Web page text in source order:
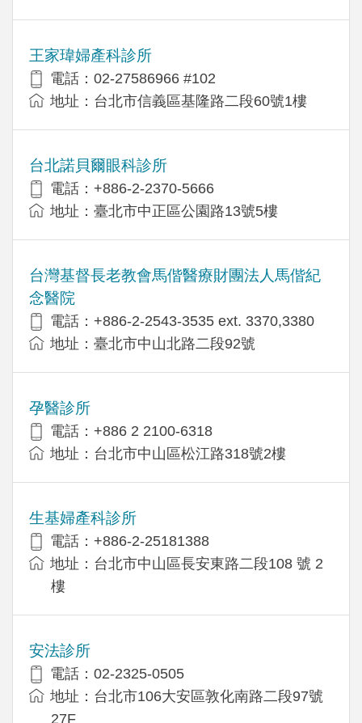
王家瑋婦產科診所
電話：02-27586966 #102
地址：台北市信義區基隆路二段60號1樓
台北諾貝爾眼科診所
電話：+886-2-2370-5666
地址：臺北市中正區公園路13號5樓
台灣基督長老教會馬偕醫療財團法人馬偕紀
念醫院
電話：+886-2-2543-3535 ext. 3370,3380
地址：臺北市中山北路二段92號
孕醫診所
電話：+886 2 2100-6318
地址：台北市中山區松江路318號2樓
生基婦產科診所
電話：+886-2-25181388
地址：台北市中山區長安東路二段108 號 2
樓
安法診所
電話：02-2325-0505
地址：台北市106大安區敦化南路二段97號
27F